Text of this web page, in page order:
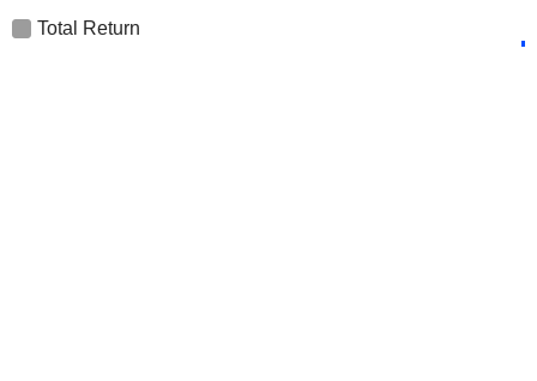
Total Return